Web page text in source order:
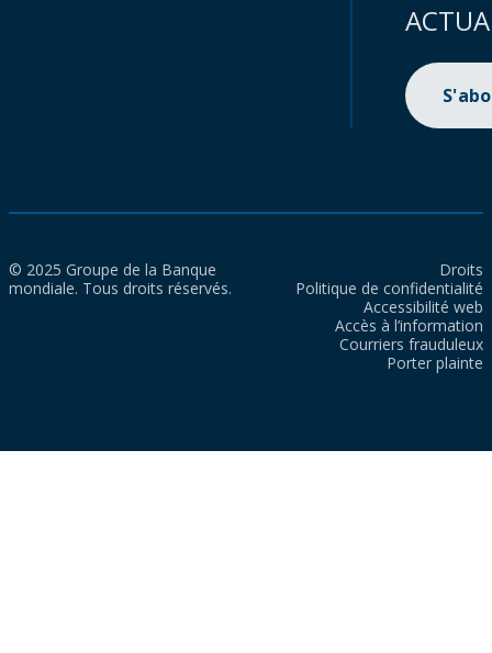
© 2025 Groupe de la Banque
mondiale. Tous droits réservés.
Droits
Politique de confidentialité
Accessibilité web
Accès à l’information
Courriers frauduleux
Porter plainte